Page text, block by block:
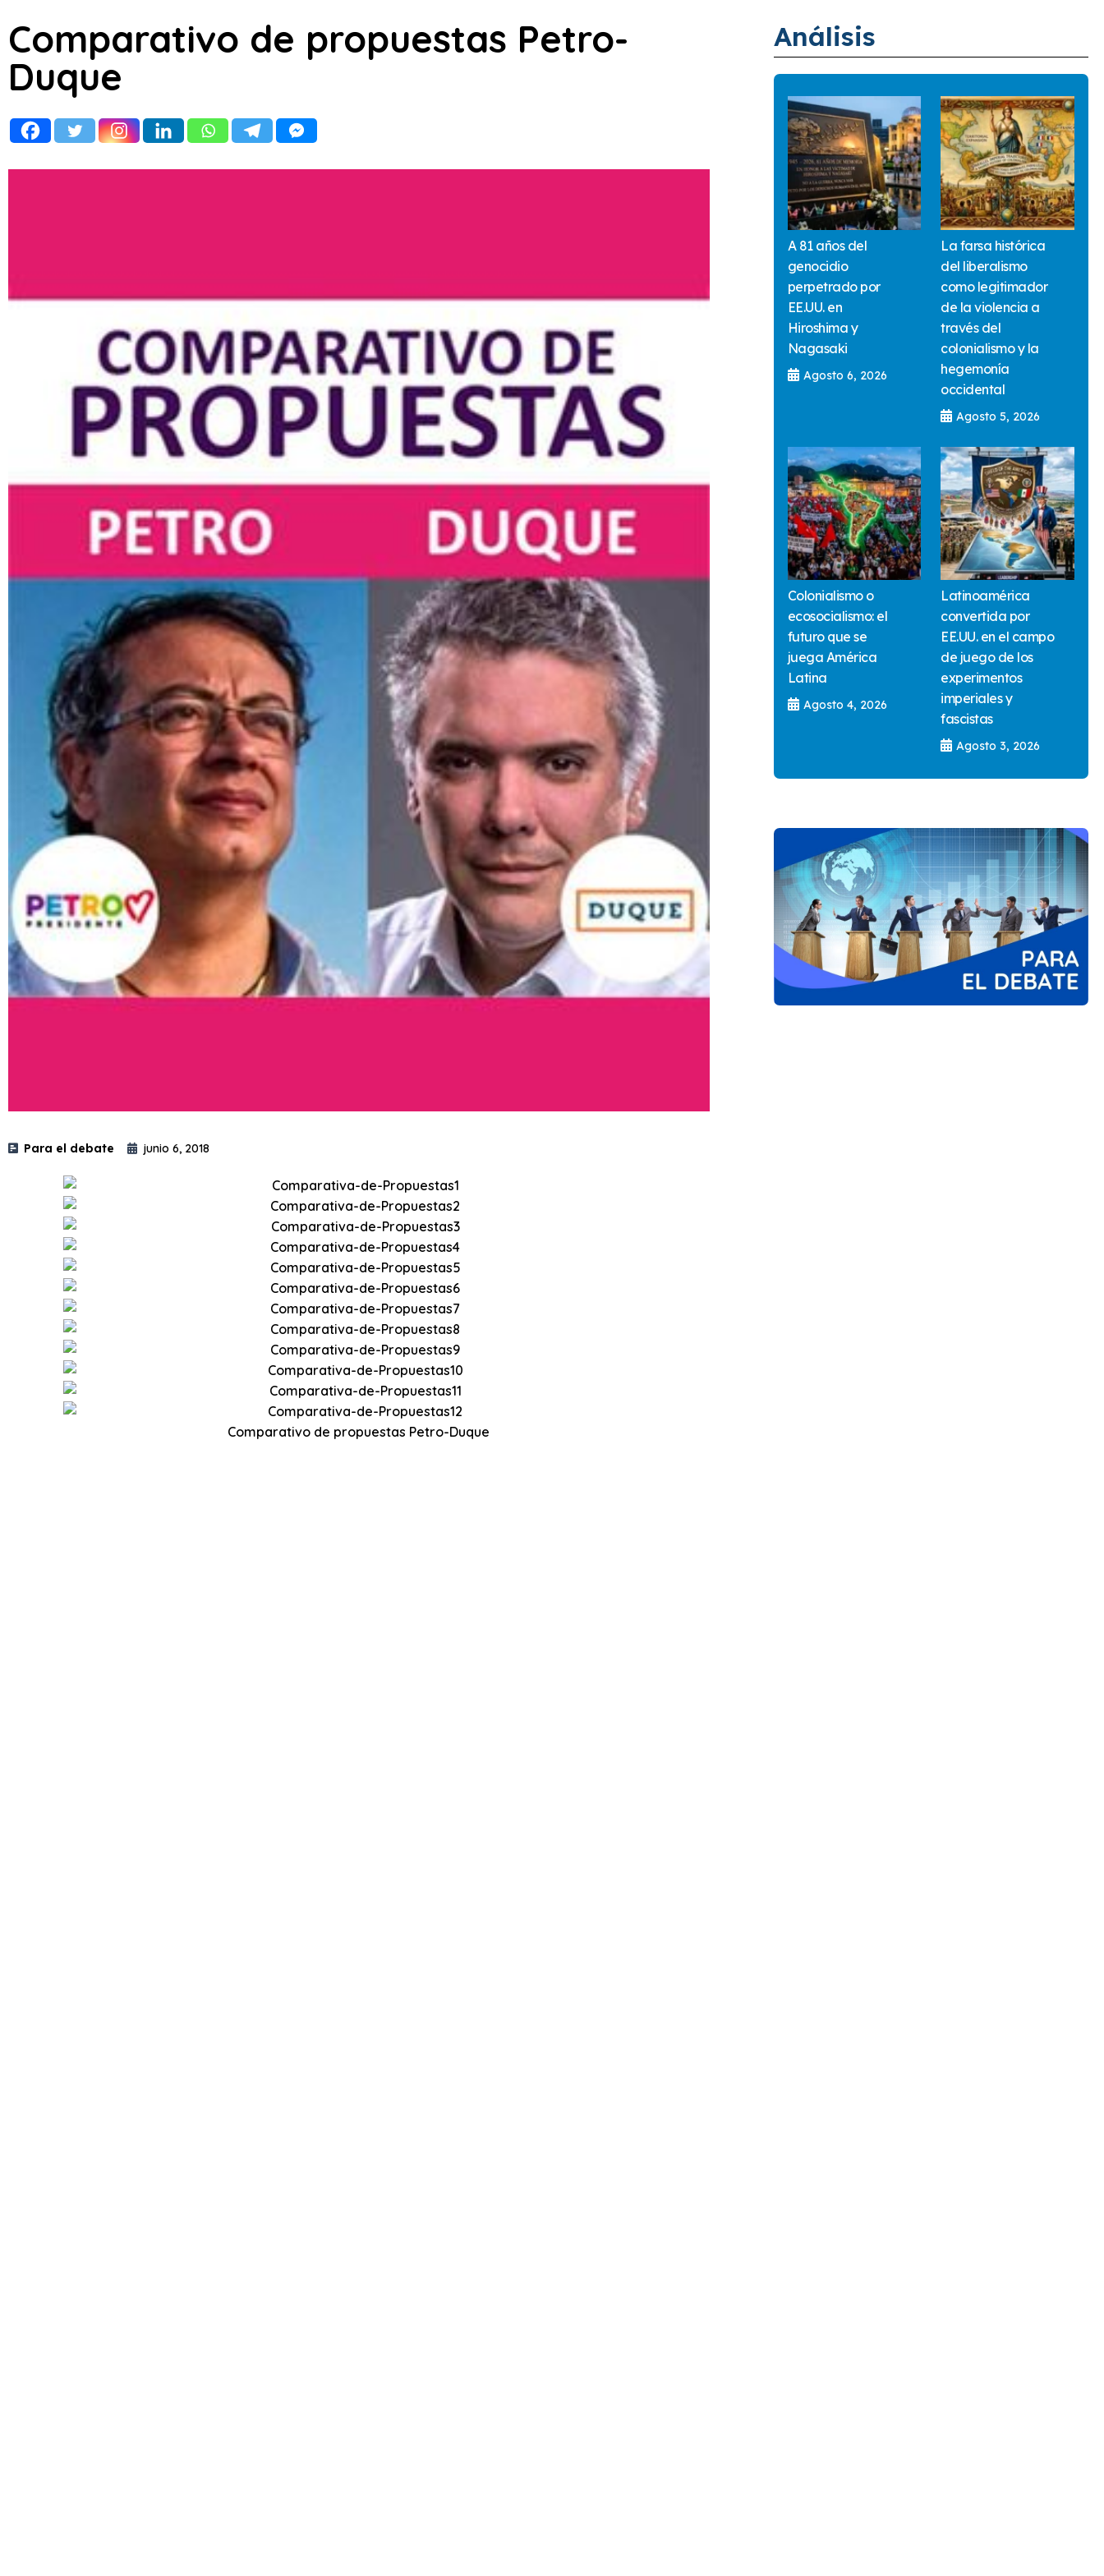
Comparativo de propuestas Petro-
Duque
Para el debate junio 6, 2018
Comparativo de propuestas Petro-Duque
Análisis
A 81 años del
genocidio
perpetrado por
EE.UU. en
Hiroshima y
Nagasaki
Agosto 6, 2026
La farsa histórica
del liberalismo
como legitimador
de la violencia a
través del
colonialismo y la
hegemonía
occidental
Agosto 5, 2026
Colonialismo o
ecosocialismo: el
futuro que se
juega América
Latina
Agosto 4, 2026
Latinoamérica
convertida por
EE.UU. en el campo
de juego de los
experimentos
imperiales y
fascistas
Agosto 3, 2026